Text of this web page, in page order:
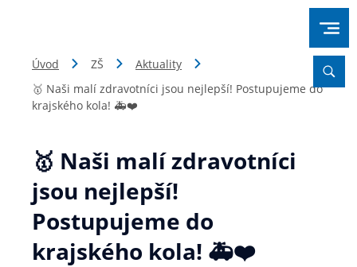
Úvod ZŠ
Aktuality
🥇 Naši malí zdravotníci jsou nejlepší! Postupujeme do
krajského kola! 🚑❤️
🥇 Naši malí zdravotníci
jsou nejlepší!
Postupujeme do
krajského kola! 🚑❤️